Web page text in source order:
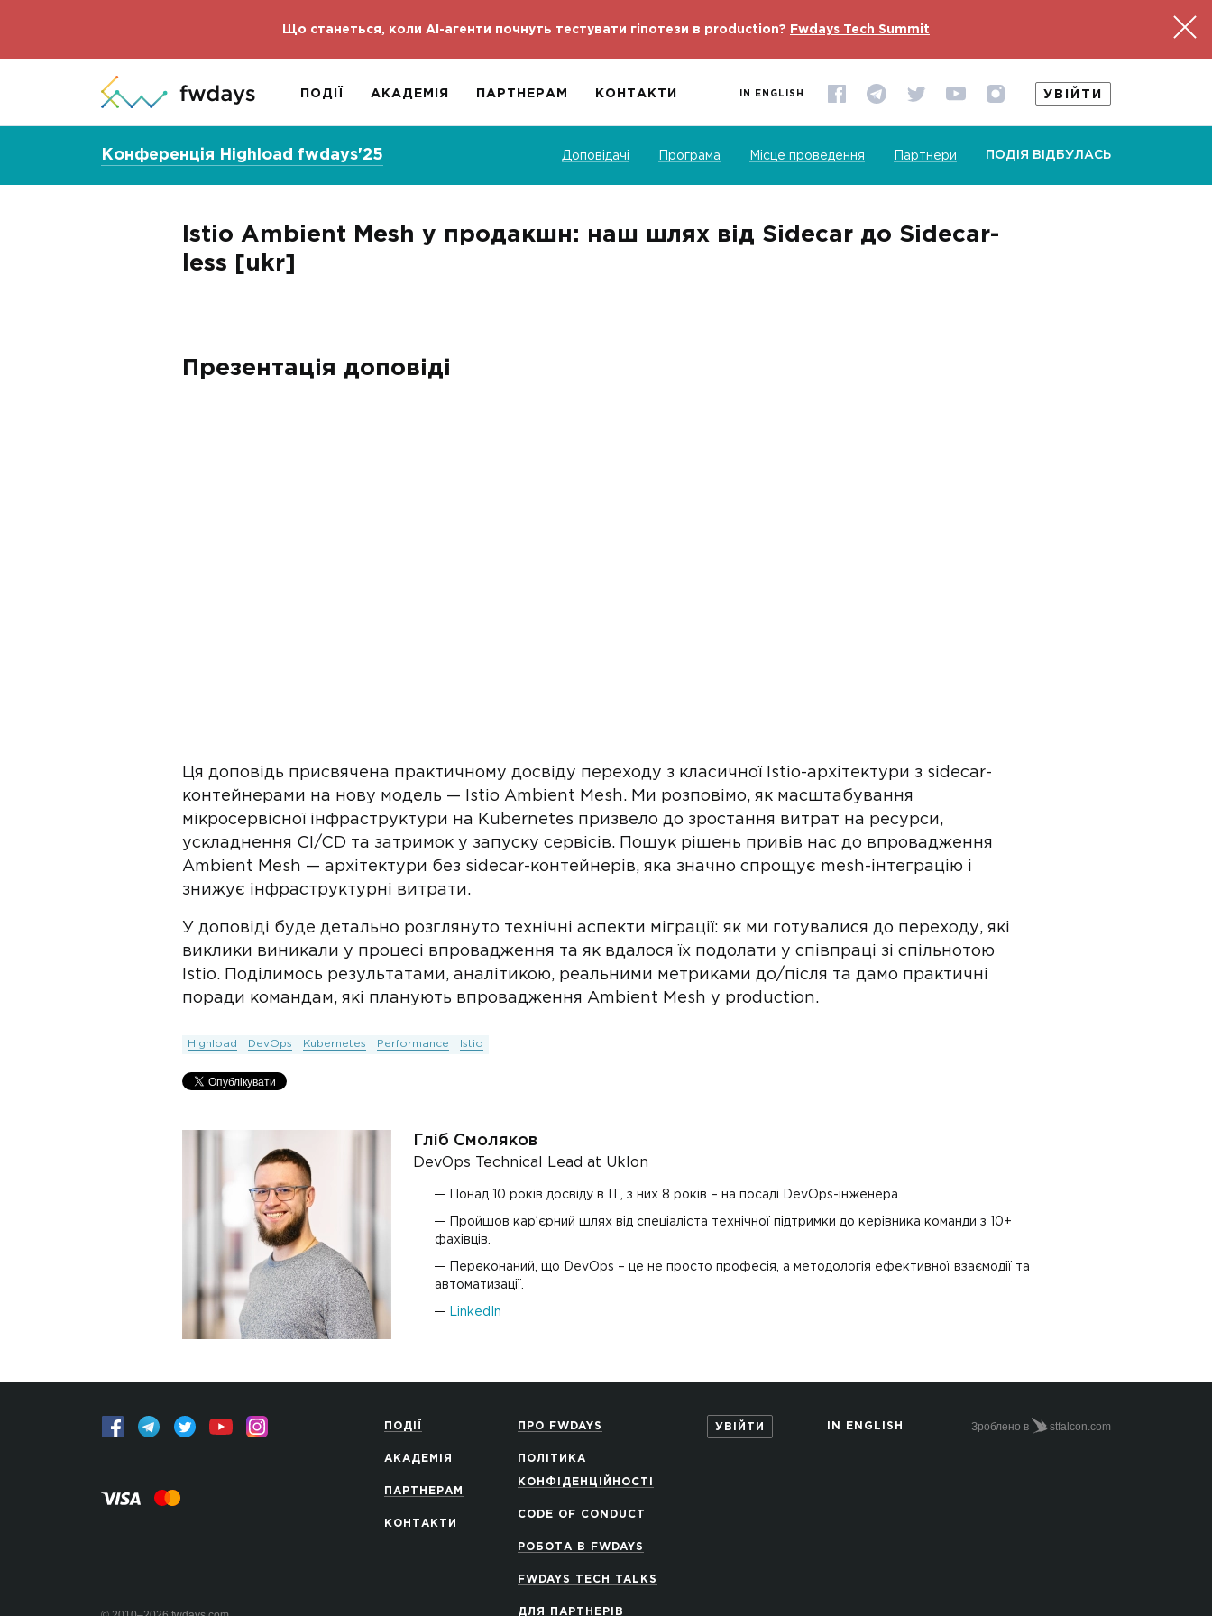
Що станеться, коли AI-агенти почнуть тестувати гіпотези в production? Fwdays Tech Summit
ПОДІЇ АКАДЕМІЯ ПАРТНЕРАМ КОНТАКТИ IN ENGLISH УВІЙТИ
Конференція Highload fwdays'25 Доповідачі Програма Місце проведення Партнери ПОДІЯ ВІДБУЛАСЬ
Istio Ambient Mesh у продакшн: наш шлях від Sidecar до Sidecar-
less [ukr]
Презентація доповіді
Ця доповідь присвячена практичному досвіду переходу з класичної Istio-архітектури з sidecar-
контейнерами на нову модель — Istio Ambient Mesh. Ми розповімо, як масштабування
мікросервісної інфраструктури на Kubernetes призвело до зростання витрат на ресурси,
ускладнення CI/CD та затримок у запуску сервісів. Пошук рішень привів нас до впровадження
Ambient Mesh — архітектури без sidecar-контейнерів, яка значно спрощує mesh-інтеграцію і
знижує інфраструктурні витрати.
У доповіді буде детально розглянуто технічні аспекти міграції: як ми готувалися до переходу, які
виклики виникали у процесі впровадження та як вдалося їх подолати у співпраці зі спільнотою
Istio. Поділимось результатами, аналітикою, реальними метриками до/після та дамо практичні
поради командам, які планують впровадження Ambient Mesh у production.
Highload DevOps Kubernetes Performance Istio
Гліб Смоляков
DevOps Technical Lead at Uklon
Понад 10 років досвіду в ІТ, з них 8 років – на посаді DevOps-інженера.
Пройшов кар’єрний шлях від спеціаліста технічної підтримки до керівника команди з 10+
фахівців.
Переконаний, що DevOps – це не просто професія, а методологія ефективної взаємодії та
автоматизації.
LinkedIn
ПОДІЇ
АКАДЕМІЯ
ПАРТНЕРАМ
КОНТАКТИ
ПРО FWDAYS
ПОЛІТИКА
КОНФІДЕНЦІЙНОСТІ
CODE OF CONDUCT
РОБОТА В FWDAYS
FWDAYS TECH TALKS
ДЛЯ ПАРТНЕРІВ
УВІЙТИ IN ENGLISH Зроблено в stfalcon.com